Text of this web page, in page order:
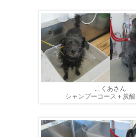
こくあさん
シャンプーコース＋炭